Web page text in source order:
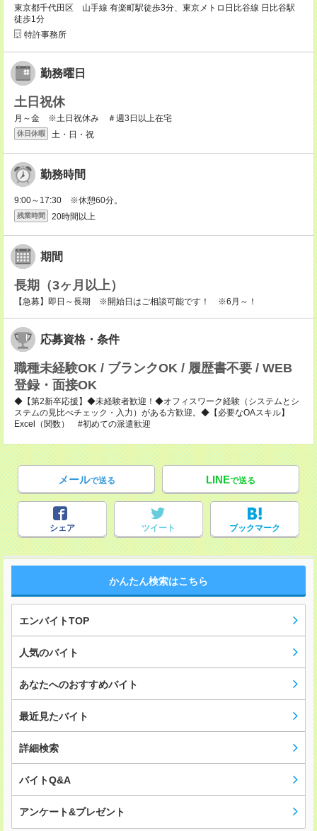
東京都千代田区 山手線 有楽町駅徒歩3分、東京メトロ日比谷線 日比谷駅
徒歩1分
特許事務所
勤務曜日
土日祝休
月～金 ※土日祝休み ＃週3日以上在宅
休日休暇 土・日・祝
勤務時間
9:00～17:30 ※休憩60分。
残業時間 20時間以上
期間
長期（3ヶ月以上）
【急募】即日～長期 ※開始日はご相談可能です！ ※6月～！
応募資格・条件
職種未経験OK / ブランクOK / 履歴書不要 / WEB
登録・面接OK
◆【第2新卒応援】◆未経験者歓迎！◆オフィスワーク経験（システムとシ
ステムの見比べチェック・入力）がある方歓迎。◆【必要なOAスキル】
Excel（関数） #初めての派遣歓迎
メールで送る LINEで送る
シェア ツイート ブックマーク
かんたん検索はこちら
エンバイトTOP
人気のバイト
あなたへのおすすめバイト
最近見たバイト
詳細検索
バイトQ&A
アンケート&プレゼント